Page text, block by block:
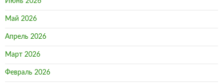
Май 2026
Апрель 2026
Март 2026
Февраль 2026